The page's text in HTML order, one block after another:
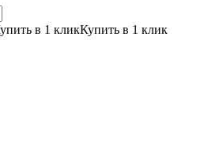
Купить в 1 клик